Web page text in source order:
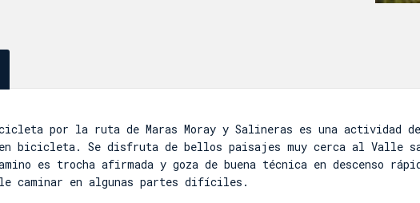
por la ruta de Maras Moray y Salineras es una actividad de
bicicleta. Se disfruta de bellos paisajes muy cerca al Valle
es trocha afirmada y goza de buena técnica en descenso
caminar en algunas partes difíciles.